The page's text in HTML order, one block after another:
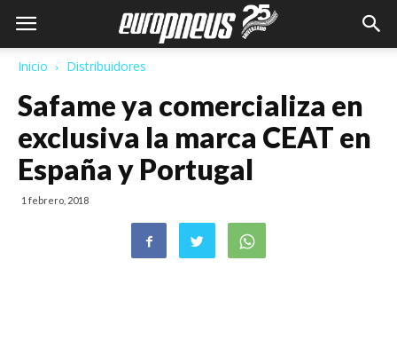
Inicio Distribuidores
Safame ya comercializa en
exclusiva la marca CEAT en
España y Portugal
1 febrero, 2018